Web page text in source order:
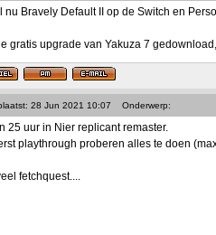
nu Bravely Default II op de Switch en
gratis upgrade van Yakuza 7
28 Jun 2021 10:07 Onderwerp:
25 uur in Nier replicant remaster.
playthrough proberen alles te doen
fetchquest....